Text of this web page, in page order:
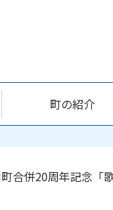
町の紹介
合併20周年記念「